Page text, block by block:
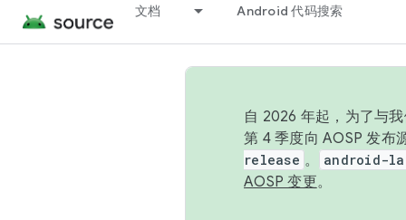
文档 Android 代码搜索
自 2026 年起，为了与
第 4 季度向 AOSP 发布
release 。 android-
AOSP 变更。